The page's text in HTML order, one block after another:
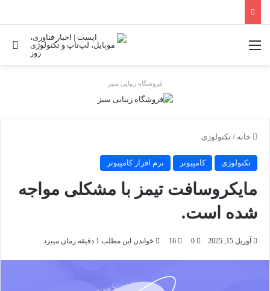
منو
فروشگاه زیبایی سبز
خانه / تکنولوژی
تکنولوژی کامپیوتر نرم افزار کامپیوتر
مایکروسافت تیمز با مشکلی مواجه
شده است.
آوریل 15, 2025 0
16 خواندن این مطلب 1 دقیقه زمان میبرد